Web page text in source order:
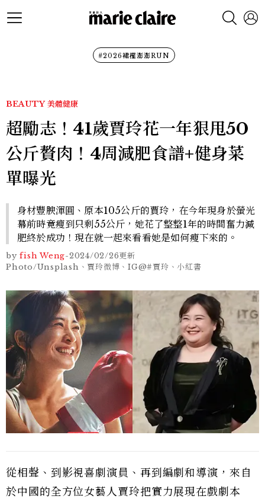
#2026裙襬澎澎RUN
BEAUTY 美體健康
超勵志！41歲賈玲花一年狠甩50
公斤贅肉！4周減肥食譜+健身菜
單曝光
身材豐腴渾圓、原本105公斤的賈玲，在今年現身於螢光
幕前時竟瘦到只剩55公斤，她花了整整1年的時間奮力減
肥終於成功！現在就一起來看看她是如何瘦下來的。
by fish Weng-2024/02/26更新
Photo/Unsplash、賈玲微博、IG@#賈玲、小紅書
從相聲、到影視喜劇演員、再到編劇和導演，來自
於中國的全方位女藝人賈玲把實力展現在戲劇本